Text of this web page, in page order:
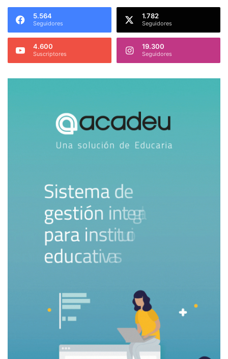
5.564
Seguidores
1.782
Seguidores
4.600
Suscriptores
19.300
Seguidores